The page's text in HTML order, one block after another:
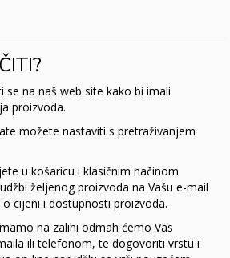
se na naš web site kako bi imali
proizvoda.
možete nastaviti s pretraživanjem
u košaricu i klasičnim načinom
željenog proizvoda na Vašu e-mail
cijeni i dostupnosti proizvoda.
na zalihi odmah ćemo Vas
ili telefonom, te dogovoriti vrstu i